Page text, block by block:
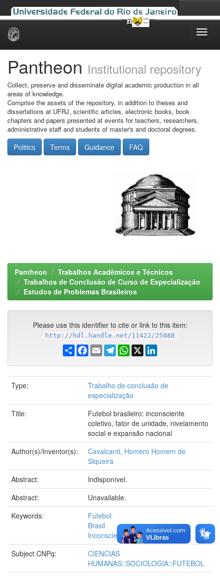
Skip
Pantheon Institutional repository
Collect, preserve and disseminate digital academic production in all
areas of knowledge.
Comprise the assets of the repository, in addition to theses and
dissertations at UFRJ, scientific articles, electronic books, book
chapters and papers presented at events for teachers, researchers,
administrative staff and students of master's and doctoral degrees.
Politics Terms Guidance FAQ
Pantheon
Trabalhos Acadêmicos e Técnicos
Trabalhos de Conclusão de Curso de Especialização
Estudos de Problemas Brasileiros
Please use this identifier to cite or link to this item:
http://hdl.handle.net/11422/25088
ShareFacebook
EmailTelegramWhatsApp
X
Type:
Trabalho de conclusão de
especialização
Title:
Futebol brasileiro: inconsciente
coletivo, fator de unidade, nivelamento
social e expansão nacional
Author(s)/Inventor(s):
Cavalcanti, Homero Homem de
Siqueira
Abstract:
Indisponível.
Abstract:
Unavailable.
Keywords:
Futebol
Brasil
Inconsciente coletivo
Subject CNPq:
CIENCIAS
HUMANAS::SOCIOLOGIA::FUTEBOL